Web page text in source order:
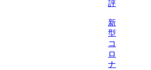
評
新
型
コ
ロ
ナ